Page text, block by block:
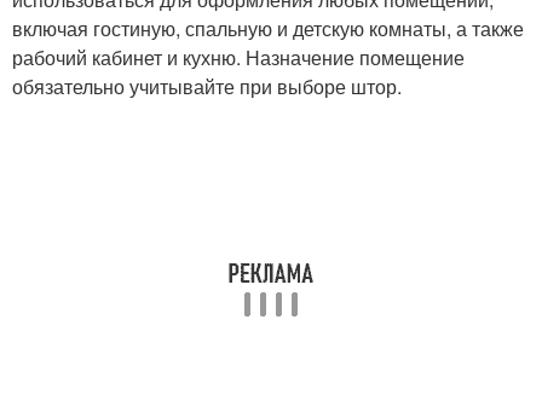
включая гостиную, спальную и детскую комнаты, а также
рабочий кабинет и кухню. Назначение помещение
обязательно учитывайте при выборе штор.